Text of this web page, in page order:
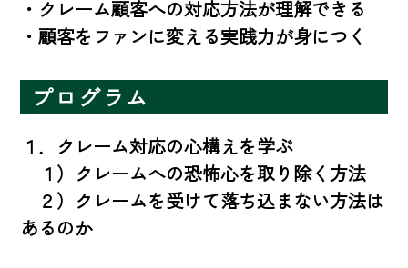
・クレーム顧客への対応方法が理解できる
・顧客をファンに変える実践力が身につく
プログラム
１．クレーム対応の心構えを学ぶ
１）クレームへの恐怖心を取り除く方法
２）クレームを受けて落ち込まない方法は
あるのか